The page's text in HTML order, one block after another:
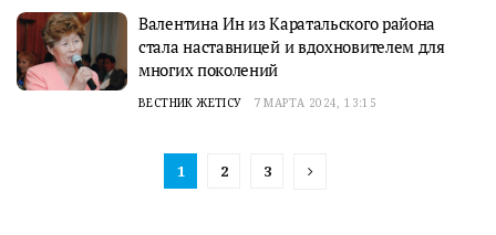
Валентина Ин из Каратальского района
стала наставницей и вдохновителем для
многих поколений
ВЕСТНИК ЖЕТІСУ 7 МАРТА 2024, 13:15
1 2 3